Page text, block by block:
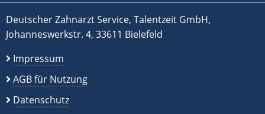
Deutscher Zahnarzt Service, Talentzeit GmbH,
Johanneswerkstr. 4, 33611 Bielefeld
Impressum
AGB für Nutzung
Datenschutz